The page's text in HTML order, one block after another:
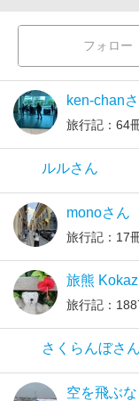
フォロー
ken-chan
旅行記：64
ルルさん
monoさん
旅行記：17
旅熊
旅行記：
さくらんぼさん
空を飛ぶ